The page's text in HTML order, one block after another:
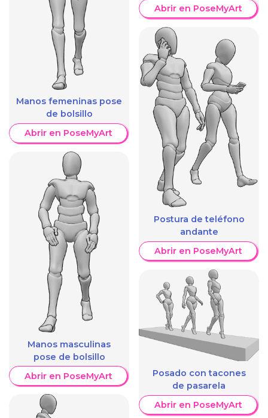
Manos femeninas pose
de bolsillo
Abrir en PoseMyArt
Manos masculinas
pose de bolsillo
Abrir en PoseMyArt
Abrir en PoseMyArt
Postura de teléfono
andante
Abrir en PoseMyArt
Posado con tacones
de pasarela
Abrir en PoseMyArt